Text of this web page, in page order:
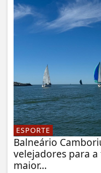
ESPORTE
Balneário
velejadores para
maior...